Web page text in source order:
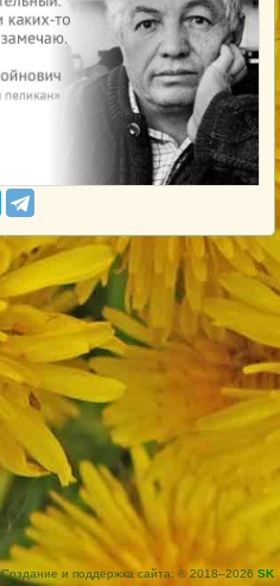
Создание и поддержка сайта: © 2018–2026 SK